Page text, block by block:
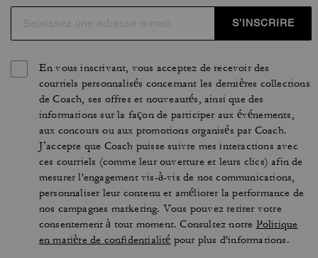
S’INSCRIRE
En vous inscrivant, vous acceptez de recevoir des
courriels personnalisés concernant les dernières collections
de Coach, ses offres et nouveautés, ainsi que des
informations sur la façon de participer aux événements,
aux concours ou aux promotions organisés par Coach.
J’accepte que Coach puisse suivre mes interactions avec
ces courriels (comme leur ouverture et leurs clics) afin de
mesurer l'engagement vis-à-vis de nos communications,
personnaliser leur contenu et améliorer la performance de
nos campagnes marketing. Vous pouvez retirer votre
consentement à tout moment. Consultez notre Politique
en matière de confidentialité pour plus d'informations.